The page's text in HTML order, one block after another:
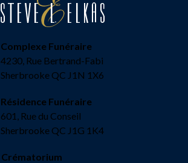
Complexe Funéraire
4230, Rue Bertrand-Fabi
Sherbrooke QC J1N 1X6
Résidence Funéraire
601, Rue du Conseil
Sherbrooke QC J1G 1K4
Crématorium